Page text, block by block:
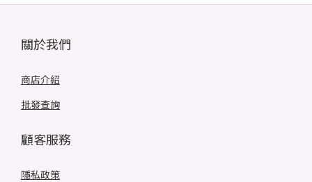
關於我們
商店介紹
批發查詢
顧客服務
隱私政策